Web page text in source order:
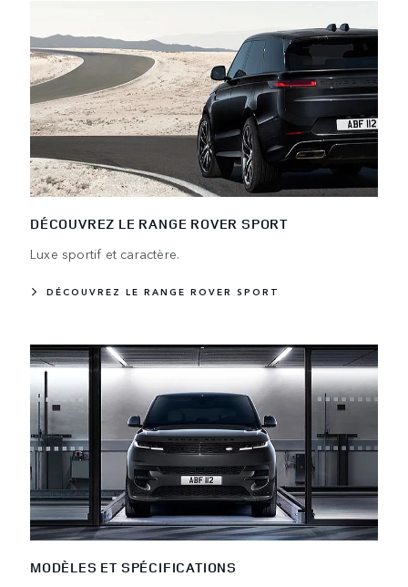
DÉCOUVREZ LE RANGE ROVER SPORT
Luxe sportif et caractère.
DÉCOUVREZ LE RANGE ROVER SPORT
MODÈLES ET SPÉCIFICATIONS